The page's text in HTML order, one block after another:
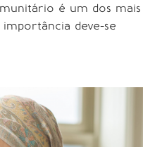
é um dos mais
deve-se